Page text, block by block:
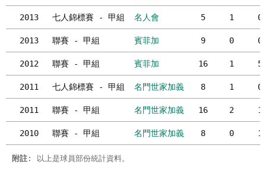
2013 七人錦標賽 - 甲組 名人會 5 1 0
2013 聯賽 - 甲組 賓菲加 9 0 0
2012 聯賽 - 甲組 賓菲加 16 1 5
2011 七人錦標賽 - 甲組 名門世家加義 8 1 0
2011 聯賽 - 甲組 名門世家加義 16 2 1
2010 聯賽 - 甲組 名門世家加義 8 0 1
附註 : 以上是球員部份統計資料。